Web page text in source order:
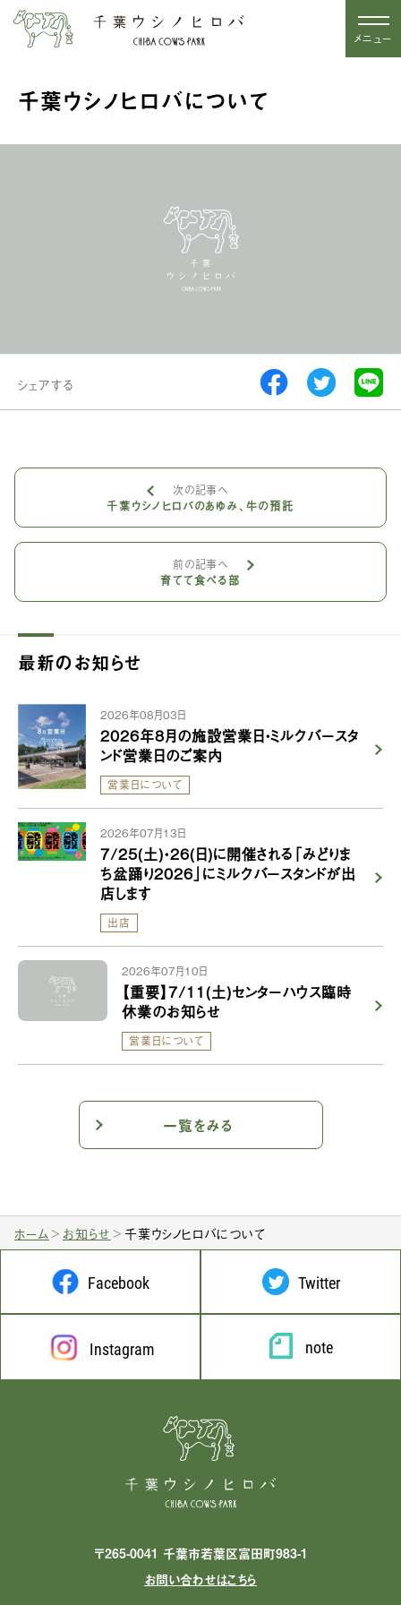
メニュー
千葉ウシノヒロバについて
シェアする
次の記事へ
千葉ウシノヒロバのあゆみ、牛の預託
前の記事へ
育てて食べる部
最新のお知らせ
2026年08月03日
2026年8月の施設営業日・ミルクバースタ
ンド営業日のご案内
営業日について
2026年07月13日
7/25(土)・26(日)に開催される「みどりま
ち盆踊り2026」にミルクバースタンドが出
店します
出店
2026年07月10日
【重要】7/11(土)センターハウス臨時
休業のお知らせ
営業日について
一覧をみる
ホーム お知らせ 千葉ウシノヒロバについて
Facebook Twitter
Instagram note
〒265-0041 千葉市若葉区富田町983-1
お問い合わせはこちら